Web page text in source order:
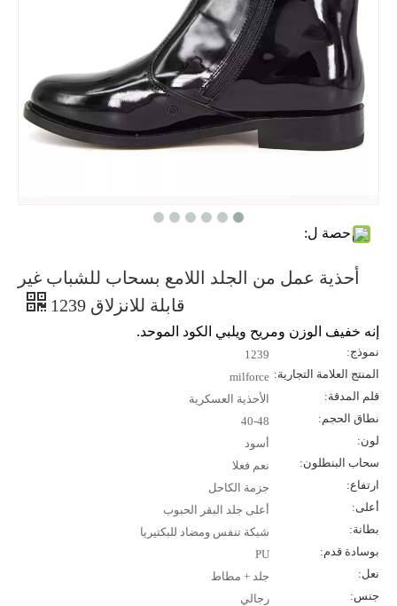
حصة ل:
أحذية عمل من الجلد اللامع بسحاب للشباب غير
قابلة للانزلاق 1239
إنه خفيف الوزن ومريح ويلبي الكود الموحد.
نموذج:
1239
المنتج العلامة التجارية: milforce
قلم المدقة:
الأحذية العسكرية
نطاق الحجم:
40-48
لون:
أسود
سحاب البنطلون:
نعم فعلا
ارتفاع:
جزمة الكاحل
أعلى:
أعلى جلد البقر الحبوب
بطانة:
شبكة تنفس ومضاد للبكتيريا
بوسادة قدم:
PU
نعل:
جلد + مطاط
جنس:
رجالي